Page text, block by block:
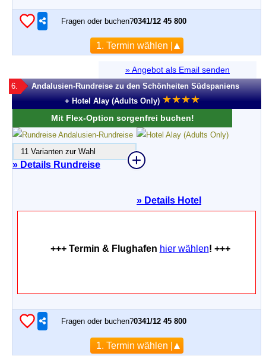
Fragen oder buchen?0341/12 45 800
1. Termin wählen |
» Angebot als Email senden
6.
Andalusien-Rundreise zu den Schönheiten Südspaniens
+ Hotel Alay (Adults Only) ★★★★
Mit Flex-Option sorgenfrei buchen!
» Details Rundreise
11 Varianten zur Wahl
» Details Hotel
+++ Termin & Flughafen hier wählen! +++
Fragen oder buchen?0341/12 45 800
1. Termin wählen |